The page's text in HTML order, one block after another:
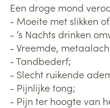
Een droge mond
- Moeite met slikken
- ’s Nachts drinken
- Vreemde,
- Tandbederf;
- Slecht ruikende
- Pijnlijke tong;
- Pijn ter hoogte van